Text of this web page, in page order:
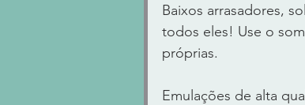
Baixos arrasadores,
todos eles! Use o
próprias.
Emulações de alta